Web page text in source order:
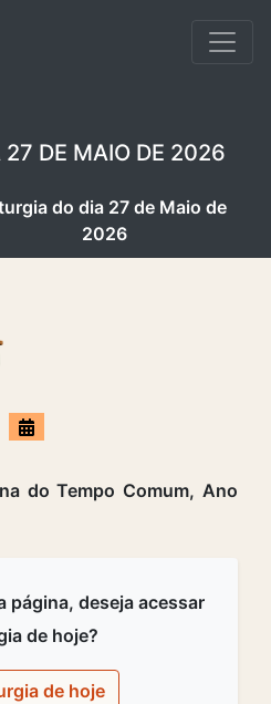
27 DE MAIO DE 2026
do dia 27 de Maio de
2026
do Tempo Comum, Ano
página, deseja acessar
de hoje?
de hoje